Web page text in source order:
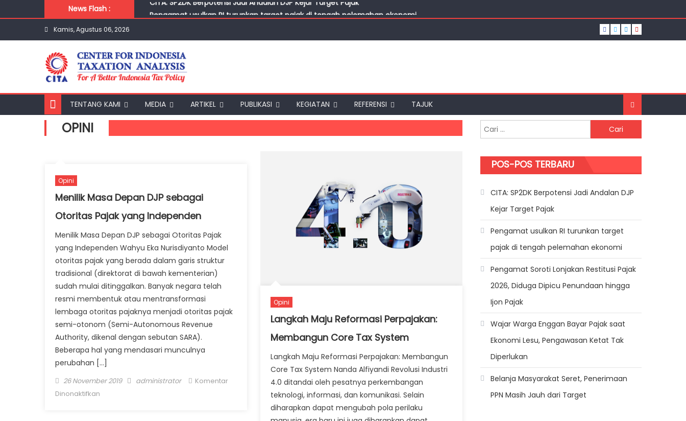
News Flash :
Pengamat usulkan RI turunkan target pajak di tengah pelemahan ekonomi
CITA: SP2DK Berpotensi Jadi Andalan DJP Kejar Target Pajak
Kamis, Agustus 06, 2026
TENTANG KAMI MEDIA ARTIKEL PUBLIKASI KEGIATAN REFERENSI TAJUK
OPINI
Opini
Menilik Masa Depan DJP sebagai
Otoritas Pajak yang Independen
Menilik Masa Depan DJP sebagai Otoritas Pajak
yang Independen Wahyu Eka Nurisdiyanto Model
otoritas pajak yang berada dalam garis struktur
tradisional (direktorat di bawah kementerian)
sudah mulai ditinggalkan. Banyak negara telah
resmi membentuk atau mentransformasi
lembaga otoritas pajaknya menjadi otoritas pajak
semi-otonom (Semi-Autonomous Revenue
Authority, dikenal dengan sebutan SARA).
Beberapa hal yang mendasari munculnya
perubahan […]
Posted on
26 November 2019 Author
administrator
Komentar
Dinonaktifkan
Opini
Langkah Maju Reformasi Perpajakan:
Membangun Core Tax System
Langkah Maju Reformasi Perpajakan: Membangun
Core Tax System Nanda Alfiyandi Revolusi Industri
4.0 ditandai oleh pesatnya perkembangan
teknologi, informasi, dan komunikasi. Selain
diharapkan dapat mengubah pola perilaku
Cari untuk:
POS-POS TERBARU
CITA: SP2DK Berpotensi Jadi Andalan DJP
Kejar Target Pajak
Pengamat usulkan RI turunkan target
pajak di tengah pelemahan ekonomi
Pengamat Soroti Lonjakan Restitusi Pajak
2026, Diduga Dipicu Penundaan hingga
Ijon Pajak
Wajar Warga Enggan Bayar Pajak saat
Ekonomi Lesu, Pengawasan Ketat Tak
Diperlukan
Belanja Masyarakat Seret, Penerimaan
PPN Masih Jauh dari Target